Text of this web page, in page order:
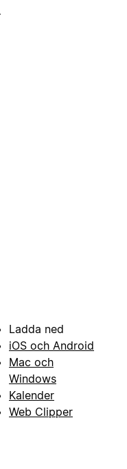
Ladda ned
iOS och Android
Mac och
Windows
Kalender
Web Clipper